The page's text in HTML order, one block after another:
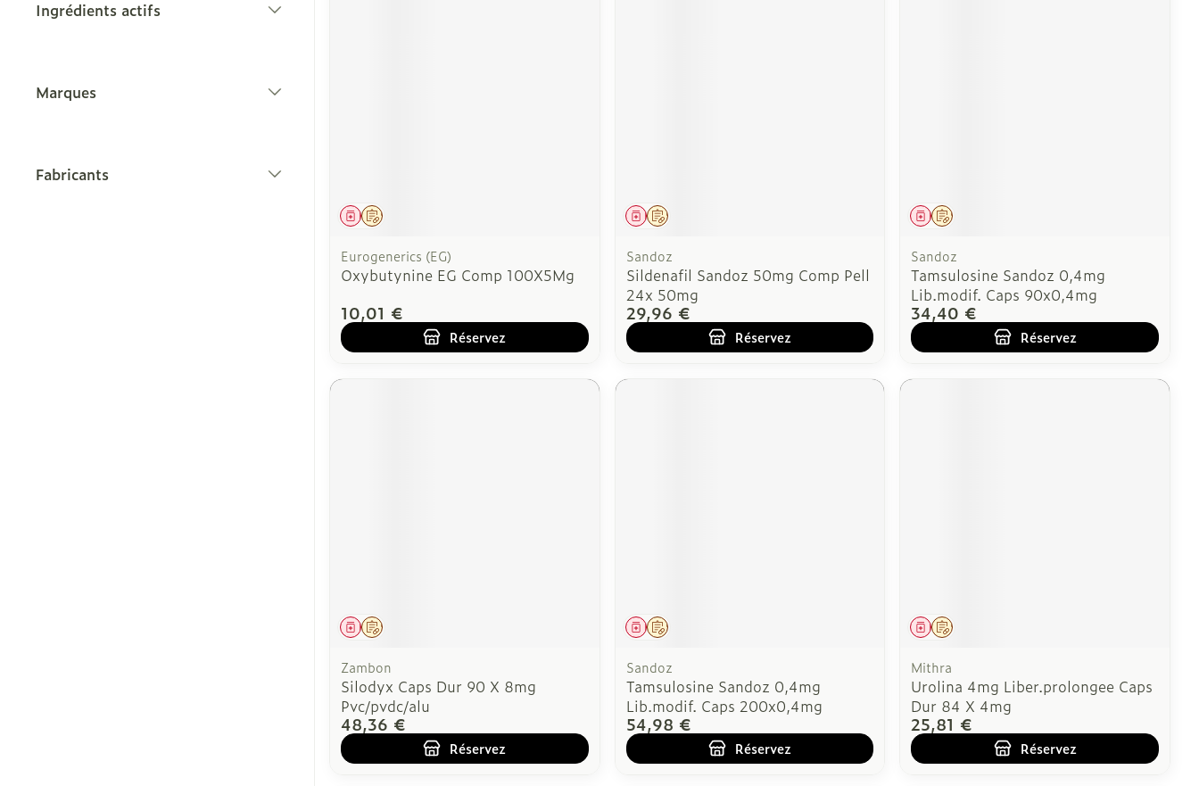
Ingrédients actifs
Marques
Fabricants
Sur prescription
Médicament
Eurogenerics (EG)
Oxybutynine EG Comp 100X5Mg
10,01 €
Réservez
Sur prescription
Médicament
Sandoz
Sildenafil Sandoz 50mg Comp Pell
24x 50mg
29,96 €
Réservez
Sur prescription
Médicament
Sandoz
Tamsulosine Sandoz 0,4mg
Lib.modif. Caps 90x0,4mg
34,40 €
Réservez
Sur prescription
Médicament
Zambon
Silodyx Caps Dur 90 X 8mg
Pvc/pvdc/alu
48,36 €
Réservez
Sur prescription
Médicament
Sandoz
Tamsulosine Sandoz 0,4mg
Lib.modif. Caps 200x0,4mg
54,98 €
Réservez
Sur prescription
Médicament
Mithra
Urolina 4mg Liber.prolongee Caps
Dur 84 X 4mg
25,81 €
Réservez